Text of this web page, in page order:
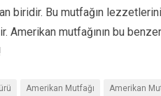
biridir. Bu mutfağın
Amerikan mutfağının bu
Amerikan Mutfağı Amerikan